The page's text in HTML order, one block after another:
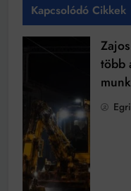
Kapcsolódó Cikkek
több